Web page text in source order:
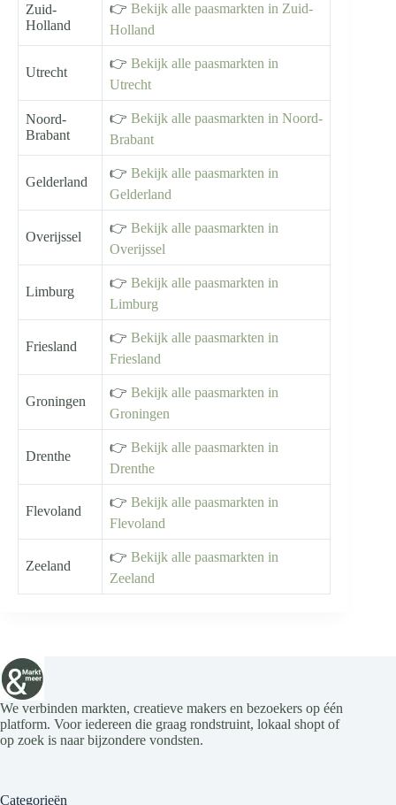
Zuid-
Holland
👉 Bekijk alle paasmarkten in Zuid-
Holland
Utrecht
👉 Bekijk alle paasmarkten in
Utrecht
Noord-
Brabant
👉 Bekijk alle paasmarkten in Noord-
Brabant
Gelderland
👉 Bekijk alle paasmarkten in
Gelderland
Overijssel
👉 Bekijk alle paasmarkten in
Overijssel
Limburg
👉 Bekijk alle paasmarkten in
Limburg
Friesland
👉 Bekijk alle paasmarkten in
Friesland
Groningen
👉 Bekijk alle paasmarkten in
Groningen
Drenthe
👉 Bekijk alle paasmarkten in
Drenthe
Flevoland
👉 Bekijk alle paasmarkten in
Flevoland
Zeeland
👉 Bekijk alle paasmarkten in
Zeeland
We verbinden markten, creatieve makers en bezoekers op één
platform. Voor iedereen die graag rondstruint, lokaal shopt of
op zoek is naar bijzondere vondsten.
Categorieën